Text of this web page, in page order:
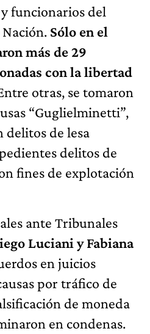
funcionarios del
Sólo en el
más de 29
con la libertad
otras, se tomaron
“Guglielminetti”,
delitos de lesa
delitos de
fines de explotación
ante Tribunales
Luciani y Fabiana
en juicios
por tráfico de
de moneda
en condenas.